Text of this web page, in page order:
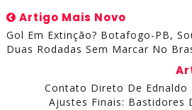
Artigo Mais Novo
Gol Em Extinção? Botafogo-PB,
Duas Rodadas Sem Marcar No
Contato Direto De Ednaldo
Ajustes Finais: Bastidores